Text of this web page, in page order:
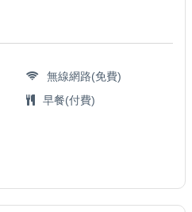
無線網路(免費)
早餐(付費)